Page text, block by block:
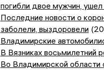
погибли двое мужчин,
Последние новости о
заболели, выздоровели
Владимирские
В Вязниках восьмилетний
Во Владимирской области